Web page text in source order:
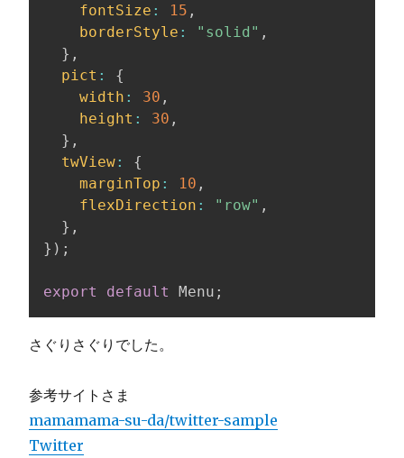
fontSize : 15 ,
borderStyle : "solid" ,
} ,
pict :
{
width : 30 ,
height : 30 ,
} ,
twView:
{
marginTop : 10 ,
flexDirection : "row" ,
} ,
} ) ;
export default Menu ;
さぐりさぐりでした。
参考サイトさま
mamamama-su-da/twitter-sample
Twitter